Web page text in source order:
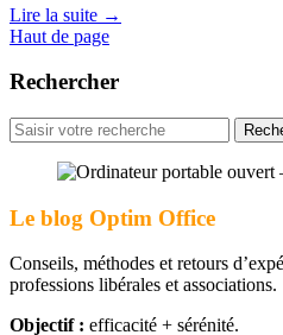
Lire la suite →
Haut de page
Rechercher
Rechercher
pour
Le blog Optim Office
Conseils, méthodes et retours
professions libérales et associations.
Objectif : efficacité + sérénité.